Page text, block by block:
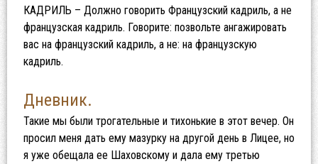
КАДРИЛЬ – Должно говорить Французский кадриль, а не
французская кадриль. Говорите: позвольте ангажировать
вас на французский кадриль, а не: на французскую
кадриль.
Дневник.
Такие мы были трогательные и тихонькие в этот вечер. Он
просил меня дать ему мазурку на другой день в Лицее, но
я уже обещала ее Шаховскому и дала ему третью